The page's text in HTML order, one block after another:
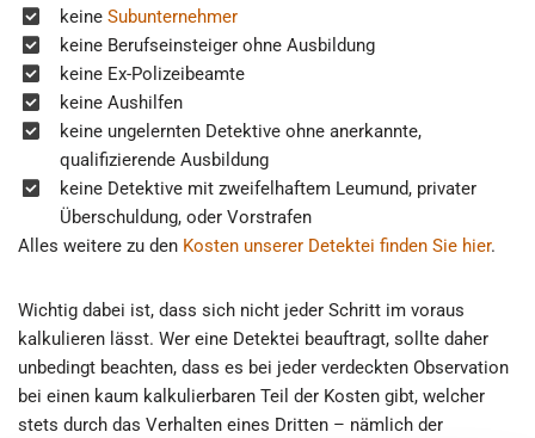
keine Subunternehmer
keine Berufseinsteiger ohne Ausbildung
keine Ex-Polizeibeamte
keine Aushilfen
keine ungelernten Detektive ohne anerkannte,
qualifizierende Ausbildung
keine Detektive mit zweifelhaftem Leumund, privater
Überschuldung, oder Vorstrafen
Alles weitere zu den Kosten unserer Detektei finden Sie hier.
Wichtig dabei ist, dass sich nicht jeder Schritt im voraus
kalkulieren lässt. Wer eine Detektei beauftragt, sollte daher
unbedingt beachten, dass es bei jeder verdeckten Observation
bei einen kaum kalkulierbaren Teil der Kosten gibt, welcher
stets durch das Verhalten eines Dritten – nämlich der